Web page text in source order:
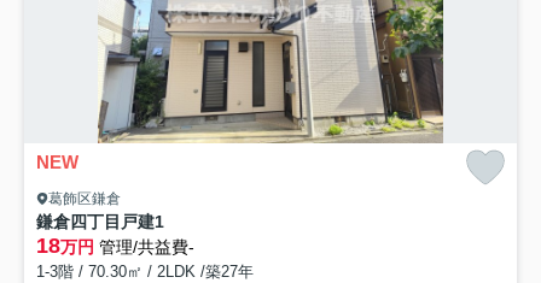
NEW
葛飾区鎌倉
鎌倉四丁目戸建1
18万円 管理/共益費-
1-3階 / 70.30㎡ / 2LDK /築27年